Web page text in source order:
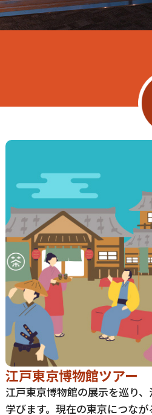
江戸東京博物館ツアー
江戸東京博物館の展示を巡り
学びます。現在の東京につなが